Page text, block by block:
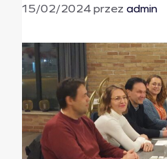
15/02/2024przez admin